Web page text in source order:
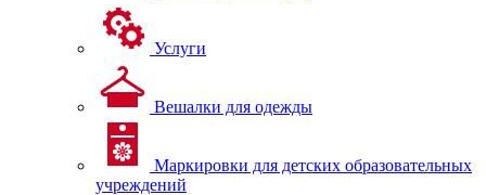
Услуги
Вешалки для одежды
Маркировки для детских образовательных
учреждений